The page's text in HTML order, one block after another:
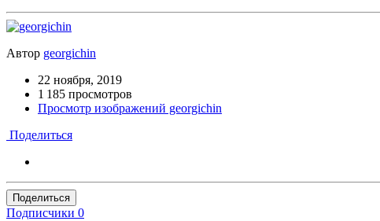
Автор georgichin
22 ноября, 2019
1 185 просмотров
Просмотр изображений georgichin
Поделиться
Поделиться
Подписчики 0